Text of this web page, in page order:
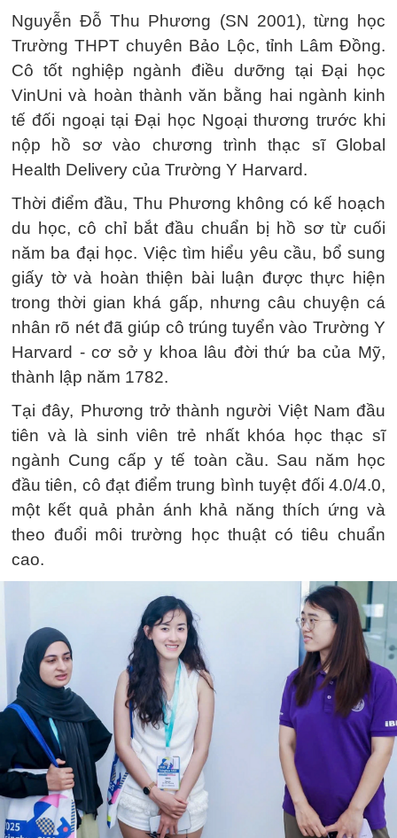
Nguyễn Đỗ Thu Phương (SN 2001), từng học
Trường THPT chuyên Bảo Lộc, tỉnh Lâm Đồng.
Cô tốt nghiệp ngành điều dưỡng tại Đại học
VinUni và hoàn thành văn bằng hai ngành kinh
tế đối ngoại tại Đại học Ngoại thương trước khi
nộp hồ sơ vào chương trình thạc sĩ Global
Health Delivery của Trường Y Harvard.
Thời điểm đầu, Thu Phương không có kế hoạch
du học, cô chỉ bắt đầu chuẩn bị hồ sơ từ cuối
năm ba đại học. Việc tìm hiểu yêu cầu, bổ sung
giấy tờ và hoàn thiện bài luận được thực hiện
trong thời gian khá gấp, nhưng câu chuyện cá
nhân rõ nét đã giúp cô trúng tuyển vào Trường Y
Harvard - cơ sở y khoa lâu đời thứ ba của Mỹ,
thành lập năm 1782.
Tại đây, Phương trở thành người Việt Nam đầu
tiên và là sinh viên trẻ nhất khóa học thạc sĩ
ngành Cung cấp y tế toàn cầu. Sau năm học
đầu tiên, cô đạt điểm trung bình tuyệt đối 4.0/4.0,
một kết quả phản ánh khả năng thích ứng và
theo đuổi môi trường học thuật có tiêu chuẩn
cao.